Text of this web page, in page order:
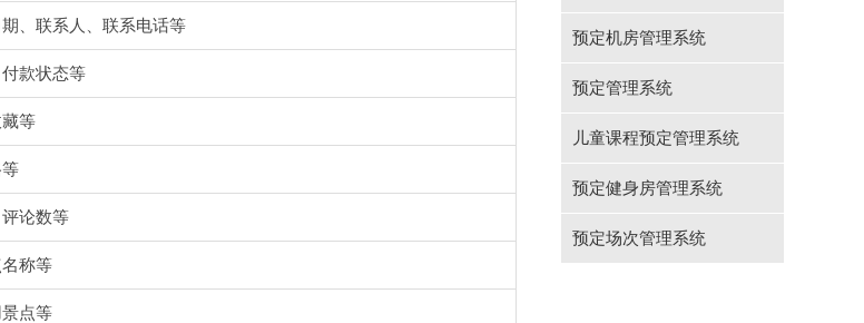
、联系人、联系电话等
款状态等
等
论数等
称等
点等
预定机房管理系统
预定管理系统
儿童课程预定管理系统
预定健身房管理系统
预定场次管理系统